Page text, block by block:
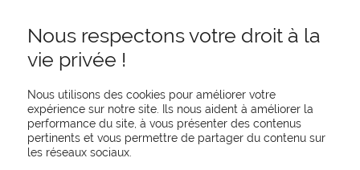
REJOIGNEZ-NOUS
Nous respectons votre droit à la
vie privée !
Nous utilisons des cookies pour améliorer votre
expérience sur notre site. Ils nous aident à améliorer la
performance du site, à vous présenter des contenus
pertinents et vous permettre de partager du contenu sur
les réseaux sociaux.